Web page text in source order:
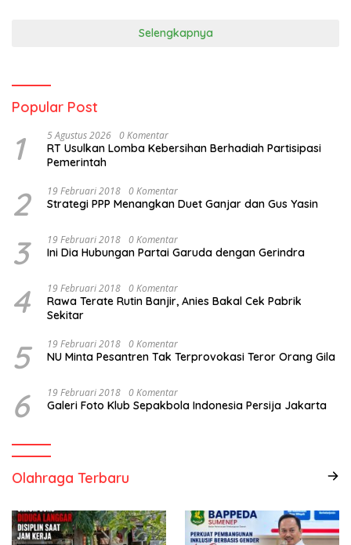
Selengkapnya
Popular Post
1 5 Agustus 2026 0 Komentar
RT Usulkan Lomba Kebersihan Berhadiah Partisipasi
Pemerintah
2 19 Februari 2018 0 Komentar
Strategi PPP Menangkan Duet Ganjar dan Gus Yasin
3 19 Februari 2018 0 Komentar
Ini Dia Hubungan Partai Garuda dengan Gerindra
4 19 Februari 2018 0 Komentar
Rawa Terate Rutin Banjir, Anies Bakal Cek Pabrik
Sekitar
5 19 Februari 2018 0 Komentar
NU Minta Pesantren Tak Terprovokasi Teror Orang Gila
6 19 Februari 2018 0 Komentar
Galeri Foto Klub Sepakbola Indonesia Persija Jakarta
Olahraga Terbaru